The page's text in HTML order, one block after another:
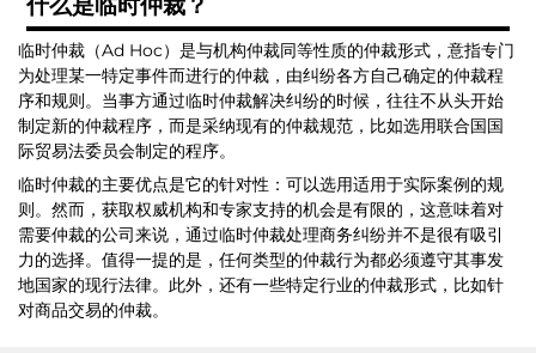
什么是临时仲裁？
临时仲裁（Ad Hoc）是与机构仲裁同等性质的仲裁形式，意指专门
为处理某一特定事件而进行的仲裁，由纠纷各方自己确定的仲裁程
序和规则。当事方通过临时仲裁解决纠纷的时候，往往不从头开始
制定新的仲裁程序，而是采纳现有的仲裁规范，比如选用联合国国
际贸易法委员会制定的程序。
临时仲裁的主要优点是它的针对性：可以选用适用于实际案例的规
则。然而，获取权威机构和专家支持的机会是有限的，这意味着对
需要仲裁的公司来说，通过临时仲裁处理商务纠纷并不是很有吸引
力的选择。值得一提的是，任何类型的仲裁行为都必须遵守其事发
地国家的现行法律。此外，还有一些特定行业的仲裁形式，比如针
对商品交易的仲裁。